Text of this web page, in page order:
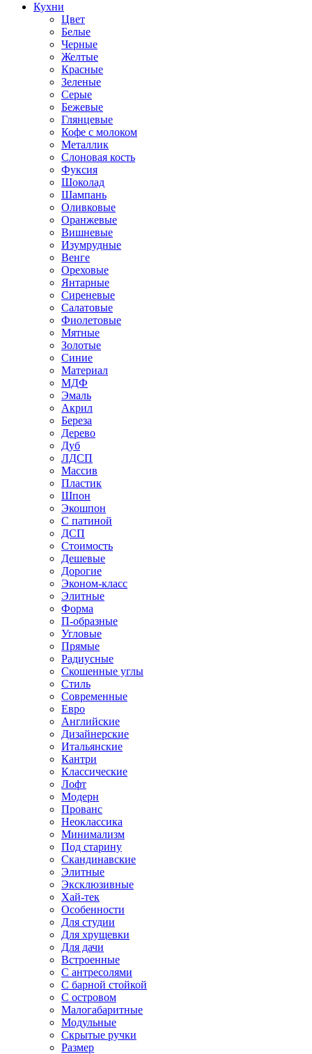
Кухни
Цвет
Белые
Черные
Желтые
Красные
Зеленые
Серые
Бежевые
Глянцевые
Кофе с молоком
Металлик
Слоновая кость
Фуксия
Шоколад
Шампань
Оливковые
Оранжевые
Вишневые
Изумрудные
Венге
Ореховые
Янтарные
Сиреневые
Салатовые
Фиолетовые
Мятные
Золотые
Синие
Материал
МДФ
Эмаль
Акрил
Береза
Дерево
Дуб
ЛДСП
Массив
Пластик
Шпон
Экошпон
С патиной
ДСП
Стоимость
Дешевые
Дорогие
Эконом-класс
Элитные
Форма
П-образные
Угловые
Прямые
Радиусные
Скошенные углы
Стиль
Современные
Евро
Английские
Дизайнерские
Итальянские
Кантри
Классические
Лофт
Модерн
Прованс
Неоклассика
Минимализм
Под старину
Скандинавские
Элитные
Эксклюзивные
Хай-тек
Особенности
Для студии
Для хрущевки
Для дачи
Встроенные
С антресолями
С барной стойкой
С островом
Малогабаритные
Модульные
Скрытые ручки
Размер